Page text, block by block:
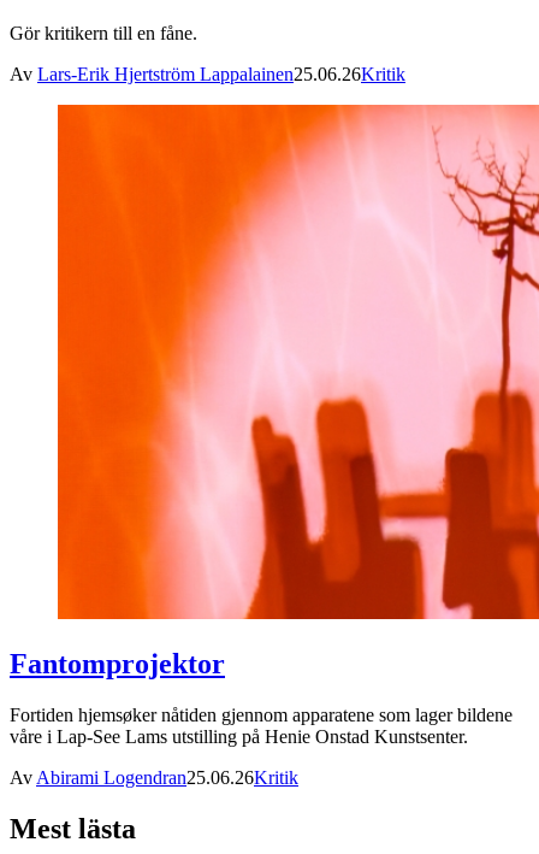
Gör kritikern till en fåne.
Av Lars-Erik Hjertström Lappalainen25.06.26Kritik
Fantomprojektor
Fortiden hjemsøker nåtiden gjennom apparatene som lager bildene
våre i Lap-See Lams utstilling på Henie Onstad Kunstsenter.
Av Abirami Logendran25.06.26Kritik
Mest lästa